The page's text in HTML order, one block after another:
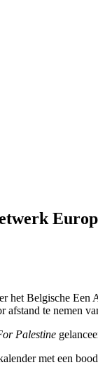
het Belgische
afstand te nemen
Palestine
met een